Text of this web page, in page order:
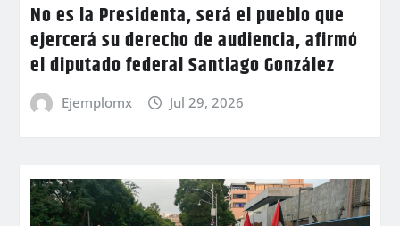
No es la Presidenta, será el pueblo que
ejercerá su derecho de audiencia, afirmó
el diputado federal Santiago González
Ejemplomx Jul 29, 2026